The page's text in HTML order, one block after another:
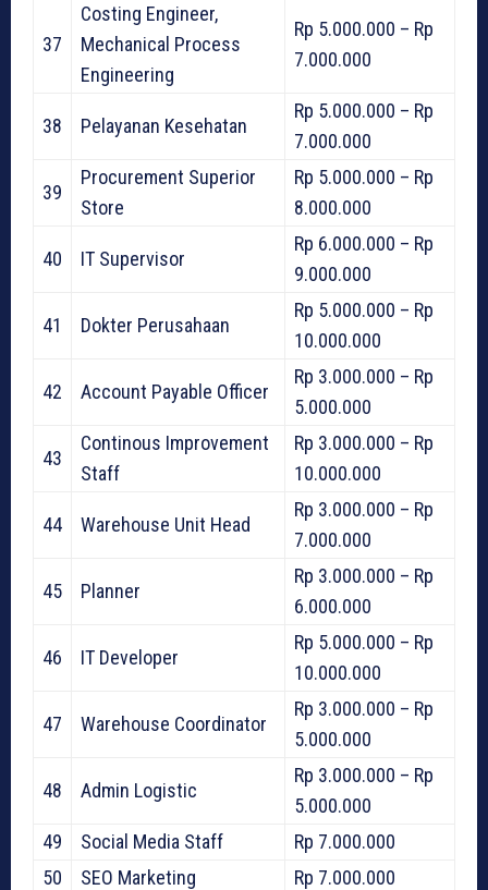
37
Costing Engineer,
Mechanical Process
Engineering
Rp 5.000.000 – Rp
7.000.000
38 Pelayanan Kesehatan
Rp 5.000.000 – Rp
7.000.000
39
Procurement Superior
Store
Rp 5.000.000 – Rp
8.000.000
40 IT Supervisor
Rp 6.000.000 – Rp
9.000.000
41 Dokter Perusahaan
Rp 5.000.000 – Rp
10.000.000
42 Account Payable Officer
Rp 3.000.000 – Rp
5.000.000
43
Continous Improvement
Staff
Rp 3.000.000 – Rp
10.000.000
44 Warehouse Unit Head
Rp 3.000.000 – Rp
7.000.000
45 Planner
Rp 3.000.000 – Rp
6.000.000
46 IT Developer
Rp 5.000.000 – Rp
10.000.000
47 Warehouse Coordinator
Rp 3.000.000 – Rp
5.000.000
48 Admin Logistic
Rp 3.000.000 – Rp
5.000.000
49
Social Media Staff
Rp 7.000.000
50
SEO Marketing Rp 7.000.000